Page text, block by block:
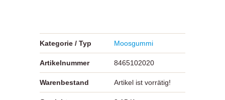
Kategorie / Typ Moosgummi
Artikelnummer 8465102020
Warenbestand Artikel ist vorrätig!